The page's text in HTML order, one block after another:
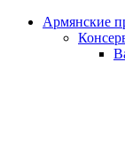
Армянские